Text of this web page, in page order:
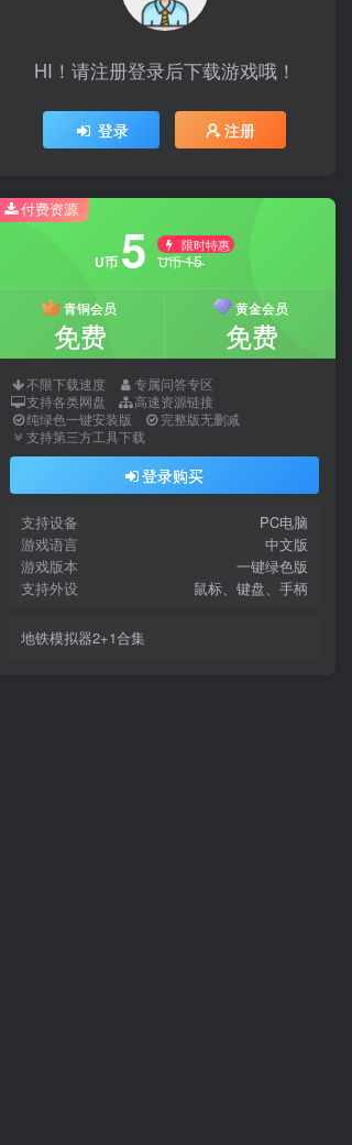
HI！请注册登录后下载游戏哦！
登录 注册
付费资源
U币 5 限时特惠
U币15
青铜会员
免费
黄金会员
免费
不限下载速度
专属问答专区
支持各类网盘
高速资源链接
纯绿色一键安装版
完整版无删减
支持第三方工具下载
登录购买
支持设备
PC电脑
游戏语言
中文版
游戏版本
一键绿色版
支持外设
鼠标、键盘、手柄
地铁模拟器2+1合集